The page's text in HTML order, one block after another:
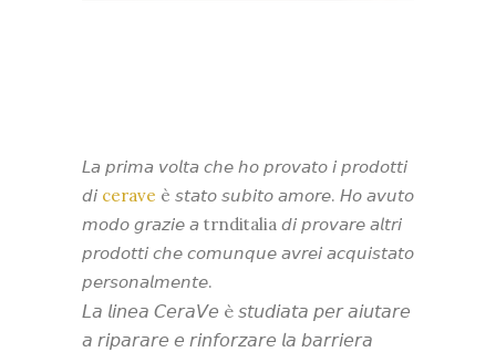
𝘓𝘢 𝘱𝘳𝘪𝘮𝘢 𝘷𝘰𝘭𝘵𝘢 𝘤𝘩𝘦 𝘩𝘰 𝘱𝘳𝘰𝘷𝘢𝘵𝘰 𝘪 𝘱𝘳𝘰𝘥𝘰𝘵𝘵𝘪
𝘥𝘪 cerave è 𝘴𝘵𝘢𝘵𝘰 𝘴𝘶𝘣𝘪𝘵𝘰 𝘢𝘮𝘰𝘳𝘦. 𝘏𝘰 𝘢𝘷𝘶𝘵𝘰
𝘮𝘰𝘥𝘰 𝘨𝘳𝘢𝘻𝘪𝘦 𝘢 trnditalia 𝘥𝘪 𝘱𝘳𝘰𝘷𝘢𝘳𝘦 𝘢𝘭𝘵𝘳𝘪
𝘱𝘳𝘰𝘥𝘰𝘵𝘵𝘪 𝘤𝘩𝘦 𝘤𝘰𝘮𝘶𝘯𝘲𝘶𝘦 𝘢𝘷𝘳𝘦𝘪 𝘢𝘤𝘲𝘶𝘪𝘴𝘵𝘢𝘵𝘰
𝘱𝘦𝘳𝘴𝘰𝘯𝘢𝘭𝘮𝘦𝘯𝘵𝘦.
𝘓𝘢 𝘭𝘪𝘯𝘦𝘢 𝘊𝘦𝘳𝘢𝘝𝘦 è 𝘴𝘵𝘶𝘥𝘪𝘢𝘵𝘢 𝘱𝘦𝘳 𝘢𝘪𝘶𝘵𝘢𝘳𝘦
𝘢 𝘳𝘪𝘱𝘢𝘳𝘢𝘳𝘦 𝘦 𝘳𝘪𝘯𝘧𝘰𝘳𝘻𝘢𝘳𝘦 𝘭𝘢 𝘣𝘢𝘳𝘳𝘪𝘦𝘳𝘢